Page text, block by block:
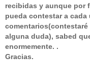
recibidas y aunque por
pueda contestar a
alguna duda), sabed
enormemente. .
Gracias.